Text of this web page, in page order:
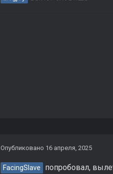
Опубликовано 16 апреля, 2025
FacingSlave попробовал,